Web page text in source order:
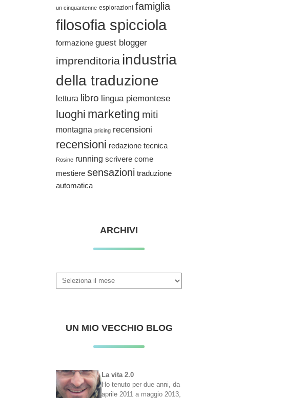
un cinquantenne esplorazioni famiglia
filosofia spicciola
formazione guest blogger
imprenditoria industria
della traduzione
lettura libro lingua piemontese
luoghi marketing miti
montagna pricing recensioni
recensioni redazione tecnica
Rosine running scrivere come
mestiere sensazioni traduzione
automatica
ARCHIVI
Archivi
UN MIO VECCHIO BLOG
La vita 2.0
Ho tenuto per due anni, da
aprile 2011 a maggio 2013,